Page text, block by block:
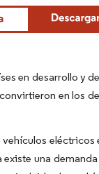
en desarrollo y
en los
una